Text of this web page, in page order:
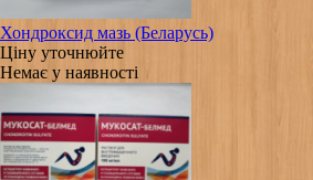
Хондроксид мазь (Беларусь)
Ціну уточнюйте
Немає у наявності